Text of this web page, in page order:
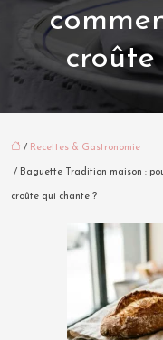
/ Recettes & Gastronomie
/ Baguette Tradition maison :
croûte qui chante ?